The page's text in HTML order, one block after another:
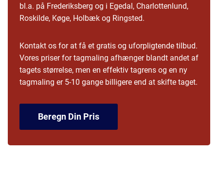
bl.a. på Frederiksberg og i Egedal, Charlottenlund,
Roskilde, Køge, Holbæk og Ringsted.
Kontakt os for at få et gratis og uforpligtende tilbud.
Vores priser for tagmaling afhænger blandt andet af
tagets størrelse, men en effektiv tagrens og en ny
tagmaling er 5-10 gange billigere end at skifte taget.
Beregn Din Pris